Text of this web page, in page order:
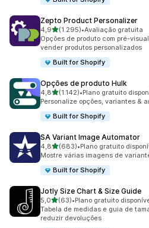
Zepto Product Personalizer
4,9de 5 estrelas
(1.295)
1295 avaliações ao todo
•Avaliação gratuita
Opções de produto com pré-
vender produtos personalizados
Built for Shopify
Opções de produto Hulk
4,8de 5 estrelas
(1.142)
1142 avaliações ao todo
•Plano gratuito
Personalize opções, variantes &
Built for Shopify
SA Variant Image Automator
4,8de 5 estrelas
(683)
683 avaliações ao todo
•Plano gratuito
Mostre várias imagens de
Built for Shopify
Jotly Size Chart & Size Guide
5,0de 5 estrelas
(63)
63 avaliações ao todo
•Plano gratuito
Tabela de medidas e guia de
reduzir devoluções